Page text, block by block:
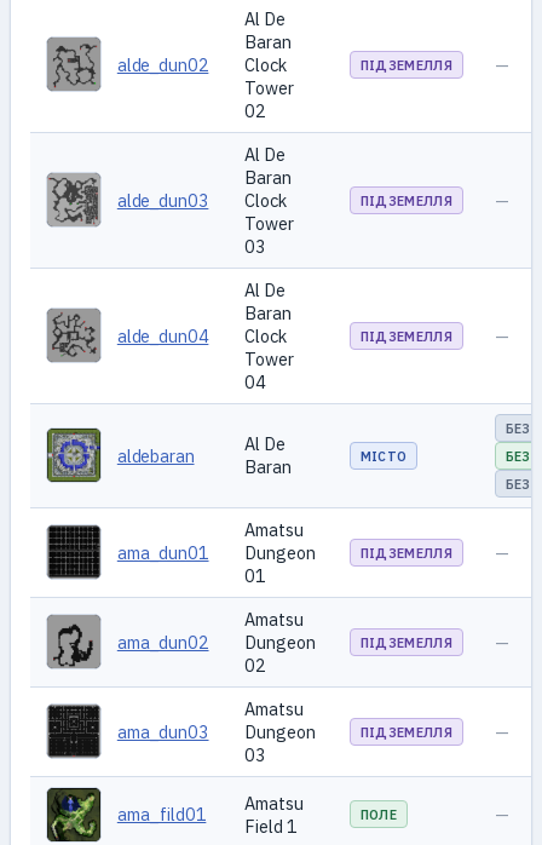
alde_dun02
Al De
Baran
Clock
Tower
02
ПІДЗЕМЕЛЛЯ —
alde_dun03
Al De
Baran
Clock
Tower
03
ПІДЗЕМЕЛЛЯ —
alde_dun04
Al De
Baran
Clock
Tower
04
ПІДЗЕМЕЛЛЯ —
aldebaran
Al De
Baran
МІСТО
БЕЗ
БЕЗ
БЕЗ
ama_dun01
Amatsu
Dungeon
01
ПІДЗЕМЕЛЛЯ —
ama_dun02
Amatsu
Dungeon
02
ПІДЗЕМЕЛЛЯ —
ama_dun03
Amatsu
Dungeon
03
ПІДЗЕМЕЛЛЯ —
ama_fild01
Amatsu
Field 1
ПОЛЕ —